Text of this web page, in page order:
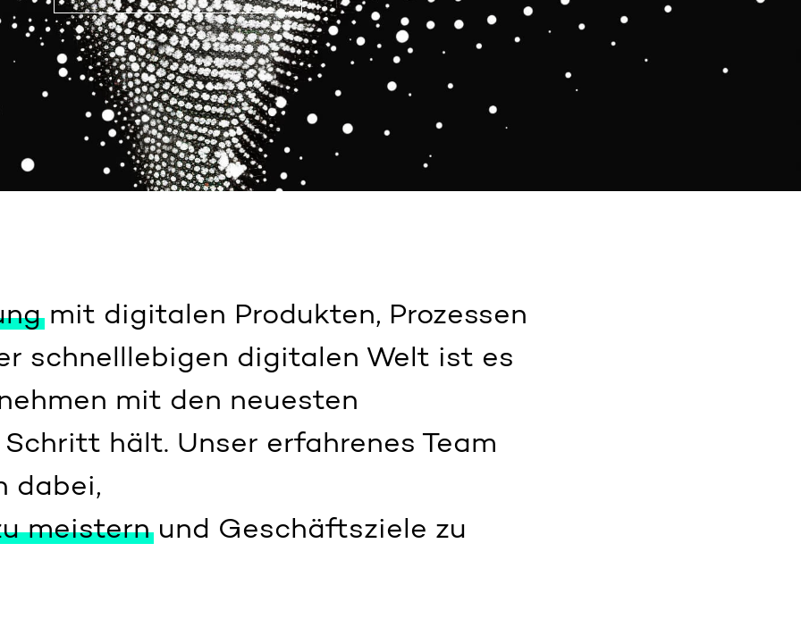
mit digitalen Produkten, Prozessen
schnelllebigen digitalen Welt ist es
mit den neuesten
hält. Unser erfahrenes Team
dabei,
meisternund Geschäftsziele zu